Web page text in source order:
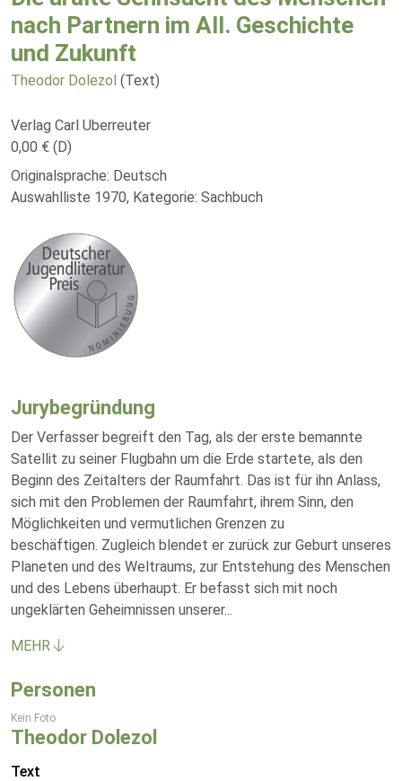
nach Partnern im All. Geschichte
und Zukunft
Theodor Dolezol (Text)
Verlag Carl Uberreuter
0,00 € (D)
Originalsprache: Deutsch
Auswahlliste 1970, Kategorie: Sachbuch
Jurybegründung
Der Verfasser begreift den Tag, als der erste bemannte
Satellit zu seiner Flugbahn um die Erde startete, als den
Beginn des Zeitalters der Raumfahrt. Das ist für ihn Anlass,
sich mit den Problemen der Raumfahrt, ihrem Sinn, den
Möglichkeiten und vermutlichen Grenzen zu
beschäftigen. Zugleich blendet er zurück zur Geburt unseres
Planeten und des Weltraums, zur Entstehung des Menschen
und des Lebens überhaupt. Er befasst sich mit noch
ungeklärten Geheimnissen unserer...
MEHR
Personen
Kein Foto
Theodor Dolezol
Text